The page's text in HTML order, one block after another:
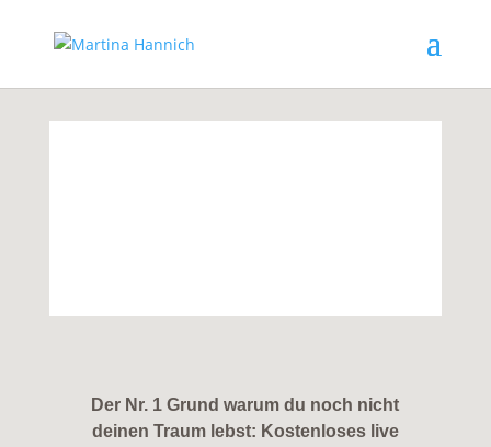
Der Nr. 1 Grund warum du noch nicht
deinen Traum lebst: Kostenloses live